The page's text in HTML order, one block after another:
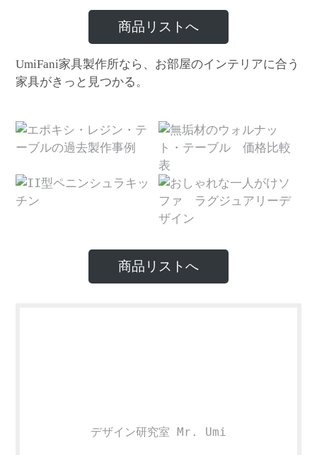
商品リストへ
UmiFani家具製作所なら、お部屋のインテリアに合う
家具がきっと見つかる。
商品リストへ
デザイン研究室 Mr. Umi